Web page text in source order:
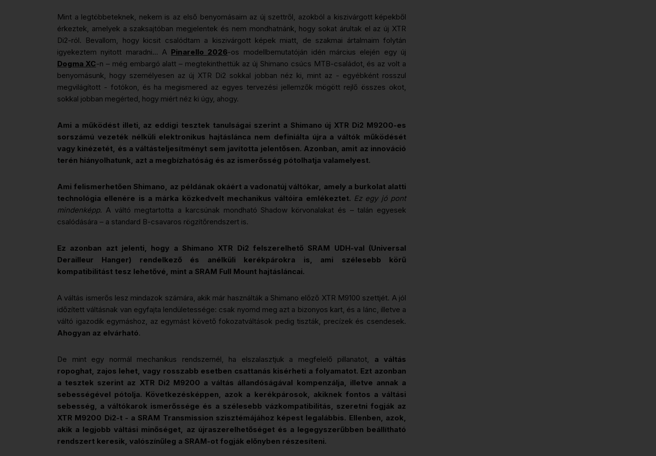
Mint a legtöbbeteknek, nekem is az első benyomásaim az új szettről, azokból a kiszivárgott képekből
érkeztek, amelyek a szaksajtóban megjelentek és nem mondhatnánk, hogy sokat árultak el az új XTR
Di2-ról. Bevallom, hogy kicsit csalódtam a kiszivárgott képek miatt, de szakmai ártalmaim folytán
igyekeztem nyitott maradni... A Pinarello 2026-os modellbemutatóján idén március elején egy új
Dogma XC-n – még embargó alatt – megtekinthettük az új Shimano csúcs MTB-családot, és az volt a
benyomásunk, hogy személyesen az új XTR Di2 sokkal jobban néz ki, mint az - egyébként rosszul
megvilágított - fotókon, és ha megismered az egyes tervezési jellemzők mögött rejlő összes okot,
sokkal jobban megérted, hogy miért néz ki úgy, ahogy.
Ami a működést illeti, az eddigi tesztek tanulságai szerint a Shimano új XTR Di2 M9200-es
sorszámú vezeték nélküli elektronikus hajtáslánca nem definiálta újra a váltók működését
vagy kinézetét, és a váltásteljesítményt sem javította jelentősen. Azonban, amit az innováció
terén hiányolhatunk, azt a megbízhatóság és az ismerősség pótolhatja valamelyest.
Ami felismerhetően Shimano, az példának okáért a vadonatúj váltókar, amely a burkolat alatti
technológia ellenére is a márka közkedvelt mechanikus váltóira emlékeztet. Ez egy jó pont
mindenképp. A váltó megtartotta a karcsúnak mondható Shadow körvonalakat és – talán egyesek
csalódására – a standard B-csavaros rögzítőrendszert is.
Ez azonban azt jelenti, hogy a Shimano XTR Di2 felszerelhető SRAM UDH-val (Universal
Derailleur Hanger) rendelkező és anélküli kerékpárokra is, ami szélesebb körű
kompatibilitást tesz lehetővé, mint a SRAM Full Mount hajtásláncai.
A váltás ismerős lesz mindazok számára, akik már használták a Shimano előző XTR M9100 szettjét. A jól
időzített váltásnak van egyfajta lendületessége: csak nyomd meg azt a bizonyos kart, és a lánc, illetve a
váltó igazodik egymáshoz, az egymást követő fokozatváltások pedig tiszták, precízek és csendesek.
Ahogyan az elvárható.
De mint egy normál mechanikus rendszernél, ha elszalasztjuk a megfelelő pillanatot, a váltás
ropoghat, zajos lehet, vagy rosszabb esetben csattanás kisérheti a folyamatot. Ezt azonban
a tesztek szerint az XTR Di2 M9200 a váltás állandóságával kompenzálja, illetve annak a
sebességével pótolja. Következésképpen, azok a kerékpárosok, akiknek fontos a váltási
sebesség, a váltókarok ismerőssége és a szélesebb vázkompatibilitás, szeretni fogják az
XTR M9200 Di2-t - a SRAM Transmission szisztémájához képest legalábbis. Ellenben, azok,
akik a legjobb váltási minőséget, az újraszerelhetőséget és a legegyszerűbben beállítható
rendszert keresik, valószínűleg a SRAM-ot fogják előnyben részesíteni.